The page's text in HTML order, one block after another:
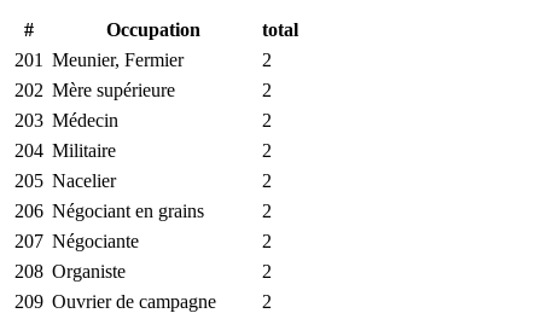
# Occupation
total
201 Meunier, Fermier
2
202 Mère supérieure
2
203 Médecin
2
204 Militaire
2
205 Nacelier
2
206 Négociant en grains
2
207 Négociante
2
208 Organiste
2
209 Ouvrier de campagne
2